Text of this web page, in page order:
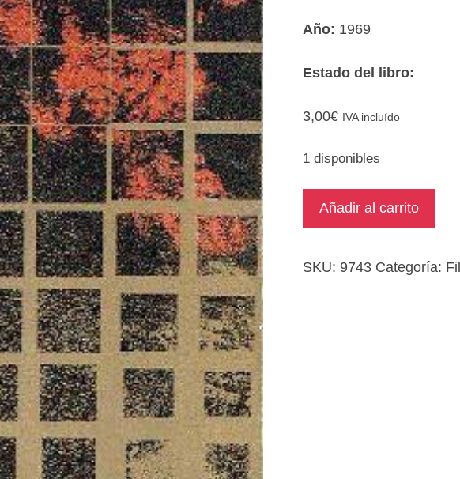
Año: 1969
Estado del libro:
3,00€ IVA incluído
1 disponibles
catolicismo
Añadir al carrito
SKU: 9743 Categoría: